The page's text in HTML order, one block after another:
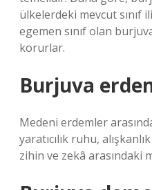
ülkelerdeki mevcut sınıf
egemen sınıf olan
korurlar.
Burjuva
Medeni erdemler
yaratıcılık ruhu,
zihin ve zekâ arasındaki